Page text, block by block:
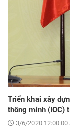
Triển khai xây
thông minh (IOC)
3/6/2020 12:00:00